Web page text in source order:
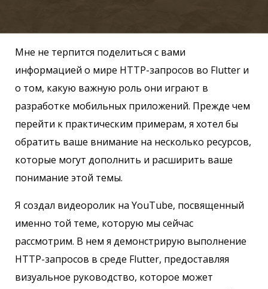
Мне не терпится поделиться с вами
информацией о мире HTTP-запросов во Flutter и
о том, какую важную роль они играют в
разработке мобильных приложений. Прежде чем
перейти к практическим примерам, я хотел бы
обратить ваше внимание на несколько ресурсов,
которые могут дополнить и расширить ваше
понимание этой темы.
Я создал видеоролик на YouTube, посвященный
именно той теме, которую мы сейчас
рассмотрим. В нем я демонстрирую выполнение
HTTP-запросов в среде Flutter, предоставляя
визуальное руководство, которое может